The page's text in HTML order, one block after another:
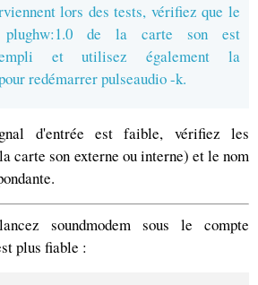
lors des tests, vérifiez que le
plughw:1.0 de la carte son est
et utilisez également la
redémarrer pulseaudio -k.
d'entrée est faible, vérifiez les
carte son externe ou interne) et le nom
soundmodem sous le compte
plus fiable :